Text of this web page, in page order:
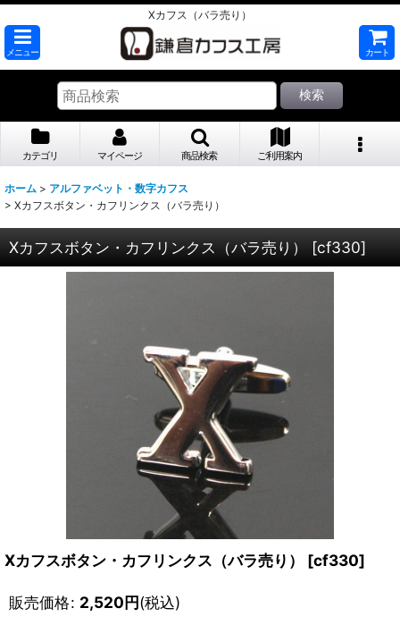
Xカフス（バラ売り）
メニュー カート
検索
カテゴリ マイページ 商品検索 ご利用案内
ホーム > アルファベット・数字カフス
> Xカフスボタン・カフリンクス（バラ売り）
Xカフスボタン・カフリンクス（バラ売り） [cf330]
Xカフスボタン・カフリンクス（バラ売り） [cf330]
販売価格: 2,520円(税込)